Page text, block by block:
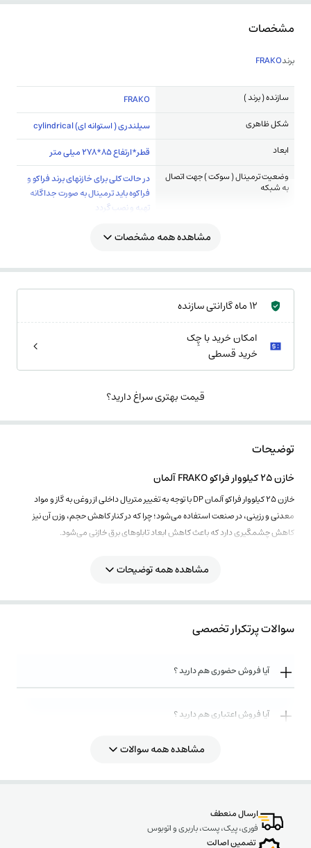
مشخصات
برندFRAKO
سازنده ( برند )
FRAKO
شکل ظاهری
سیلندری ( استوانه ای) cylindrical
ابعاد
قطر*ارتفاع 85*278 میلی متر
وضعیت ترمینال ( سوکت ) جهت اتصال
به شبکه
در حالت کلی برای خازنهای برند فراکو و
فراکوه باید ترمینال به صورت جداگانه
تهیه و نصب گردد
مشاهده همه مشخصات
12 ماه گارانتی سازنده
امکان خرید با چِک
خرید قسطی
قیمت بهتری سراغ دارید؟
توضیحات
خازن 25 کیلووار فراکو FRAKO آلمان
خازن 25 کیلووار فراکو آلمان DP با توجه به تغییر متریال داخلی از روغن به گاز و مواد
معدنی و رزینی، در صنعت استفاده می‌شود؛ چرا‌ که در کنار کاهش حجم، وزن آن نیز
کاهش چشمگیری دارد که باعث کاهش ابعاد تابلوهای برق خازنی می‌شود.
جمله مدل‌های DB است که برای بارها و صنایع سبک طراحی می‌شود.
پیشنهاد می‌شود حتما اطلاعات مندرج در کاتالوگ این محصول را که در ذیل آمده
مطالعه نمایید.
مشخصات خازن سه فاز فراکو آلمان:
این شامل تجهیز جانبی به نام ترمینال خازن می‌باشد.
تسلاکالا مفتخر است اعلام کندنمایندگی خازن‌های فراکو
FARAKO شامل
18 ماه گارانتی
مشاهده همه توضیحات
سوالات پرتکرار تخصصی
آیا فروش حضوری هم دارید ؟
آیا فروش اعتباری هم دارید ؟
روش های ارسال کالا به چه صورت میباشد ؟
مشاهده همه سوالات
ارسال منعطف
فوری، پیک، پست، باربری و اتوبوس
تضمین اصالت